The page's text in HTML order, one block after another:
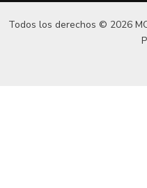
Todos los derechos © 2026